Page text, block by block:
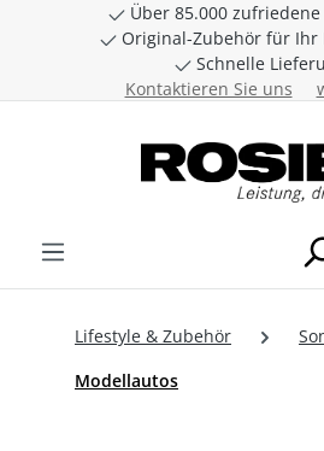
Zum Hauptinhalt springen
Über 85.000
Original-Zubehör für Ihr
Schnelle
Kontaktieren Sie uns
Lifestyle & Zubehör
Modellautos